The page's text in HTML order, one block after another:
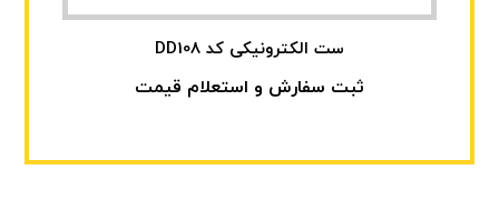
ست الکترونیکی کد DD108
ثبت سفارش و استعلام قیمت